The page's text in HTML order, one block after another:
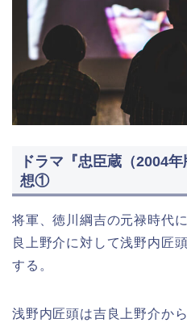
ドラマ『忠臣蔵（2004
想①
将軍、徳川綱吉の元禄時代
良上野介に対して浅野内匠
する。
浅野内匠頭は吉良上野介か